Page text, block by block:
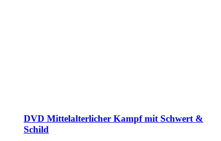
DVD Mittelalterlicher Kampf mit Schwert &
Schild